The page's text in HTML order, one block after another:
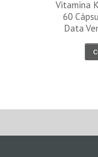
Vitamina
60
Data